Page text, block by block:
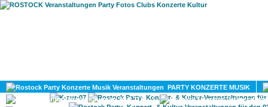
PARTY KONZERTE MUSIK
KULTUR